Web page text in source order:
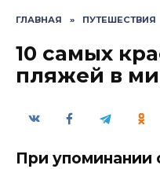
ГЛАВНАЯ » ПУТЕШЕСТВИЯ
10 самых
пляжей в
При упоминании